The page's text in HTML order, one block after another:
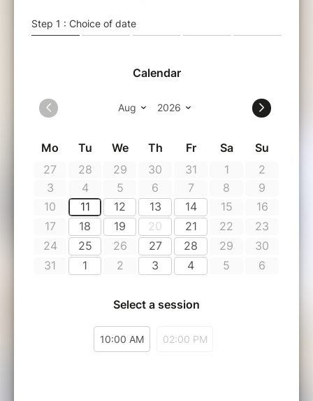
Accueil & Échanges :
privilégié pour comprendre la
mieux avec moins ? Hari vous
introduira aux concepts clés de la
solutions simples, ingénieuses et
Parcours immersif au Studio :
Prenez
le temps de découvrir, de tester et de
questionner le fonctionnement de nos
différentes pièces :
Espace énergie :Relevez le
défi et découvrez comment
produire votre propre
électricité grâce à notre
machine de fitness.
Chambre : Expérimentez le
concept du lit-boîte et le
principe duslow heat
notre couette chauffante.